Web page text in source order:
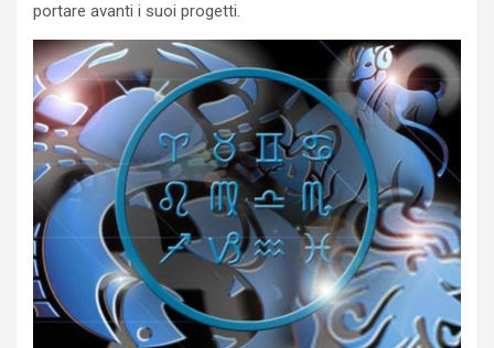
portare avanti i suoi progetti.